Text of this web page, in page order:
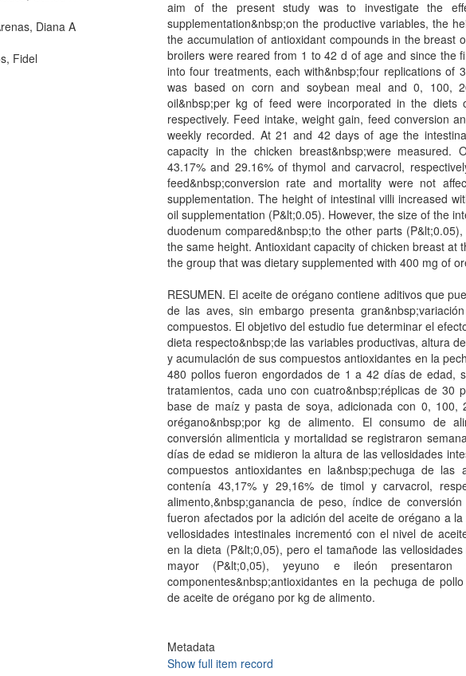
Diana A
Fidel
aim of the present study was to investigate the
supplementation&nbsp;on the productive variables, the
the accumulation of antioxidant compounds in the breast
broilers were reared from 1 to 42 d of age and since the
into four treatments, each with&nbsp;four replications of
was based on corn and soybean meal and 0, 100,
oil&nbsp;per kg of feed were incorporated in the
respectively. Feed intake, weight gain, feed conversion
weekly recorded. At 21 and 42 days of age the
capacity in the chicken breast&nbsp;were measured.
43.17% and 29.16% of thymol and carvacrol,
feed&nbsp;conversion rate and mortality were not
supplementation. The height of intestinal villi increased
oil supplementation (P&lt;0.05). However, the size of the
duodenum compared&nbsp;to the other parts
the same height. Antioxidant capacity of chicken breast at
the group that was dietary supplemented with 400 mg of
RESUMEN. El aceite de orégano contiene aditivos que
de las aves, sin embargo presenta
compuestos. El objetivo del estudio fue determinar el
dieta respecto&nbsp;de las variables productivas, altura
y acumulación de sus compuestos antioxidantes en la
480 pollos fueron engordados de 1 a 42 días de edad,
tratamientos, cada uno con cuatro&nbsp;réplicas de 30
base de maíz y pasta de soya, adicionada con 0,
orégano&nbsp;por kg de alimento. El consumo de
conversión alimenticia y mortalidad se registraron
días de edad se midieron la altura de las vellosidades
compuestos antioxidantes en la&nbsp;pechuga de
contenía 43,17% y 29,16% de timol y carvacrol,
alimento,&nbsp;ganancia de peso, índice de
fueron afectados por la adición del aceite de orégano a
vellosidades intestinales incrementó con el nivel de
en la dieta (P&lt;0,05), pero el tamañode las
mayor (P&lt;0,05), yeyuno e ileón
componentes&nbsp;antioxidantes en la pechuga de
de aceite de orégano por kg de alimento.
Metadata
Show full item record